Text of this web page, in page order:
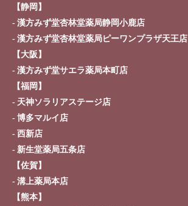
【静岡】
漢方みず堂杏林堂薬局静岡小鹿店
漢方みず堂杏林堂薬局ピーワンプラザ天王店
【大阪】
漢方みず堂サエラ薬局本町店
【福岡】
天神ソラリアステージ店
博多マルイ店
西新店
新生堂薬局五条店
【佐賀】
溝上薬局本店
【熊本】